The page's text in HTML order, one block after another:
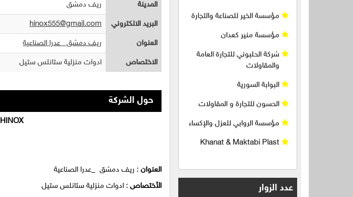
شركة الحلبوني للتجارة العامة
الحسون للتجارة و المقاولات
مؤسسة الروابي للعزل والإكساء
Khanat & Maktabi Plast
HAWAAT SOLAR TECH
شركة الفرزدق للطاقة البديلة و
شركة بلاستيك الفقير
شركة حكيمة للسيورعدد الزوار
المدينة ريف دمشق
البريد الالكتروني hinox555@gmail.com
العنوان ريف دمشق _عدرا الصناعية
الاختصاص ادوات منزلية ستانلس ستيل
حول الشركة
HINOX
العنوان : ريف دمشق _عدرا الصناعية
الأختصاص : ادوات منزلية ستانلس ستيل